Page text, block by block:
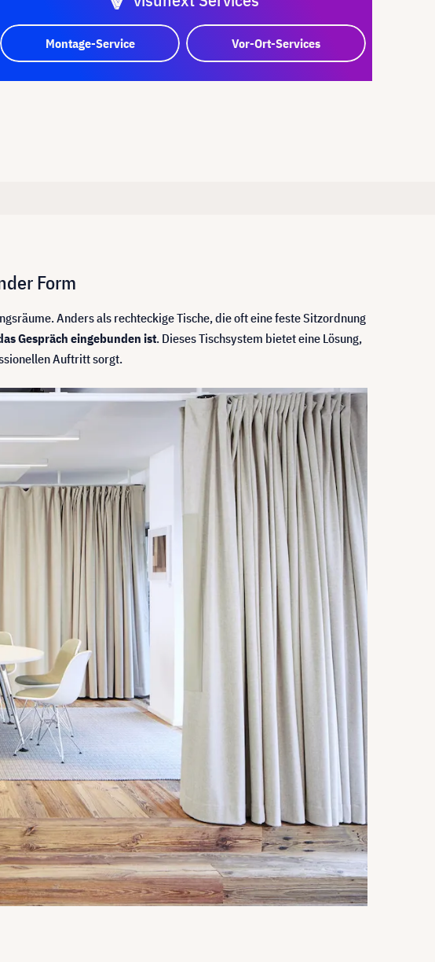
Montage-Service Vor-Ort-Services
Form
Anders als rechteckige Tische, die oft eine feste Sitzordnung
Gespräch eingebunden ist. Dieses Tischsystem bietet eine Lösung,
Auftritt sorgt.